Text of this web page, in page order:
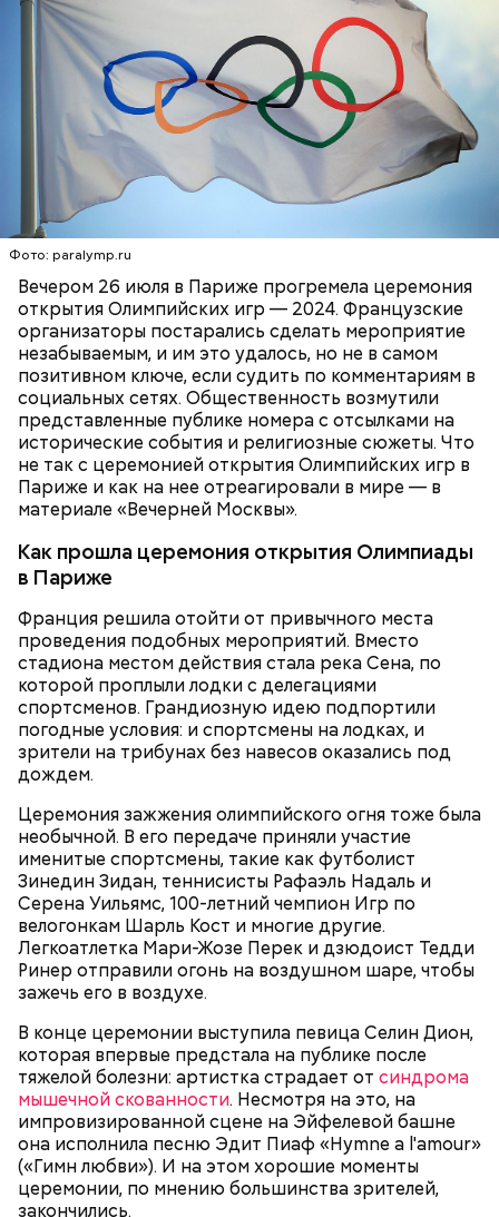
Фото: paralymp.ru
Вечером 26 июля в Париже прогремела церемония
открытия Олимпийских игр — 2024. Французские
организаторы постарались сделать мероприятие
незабываемым, и им это удалось, но не в самом
позитивном ключе, если судить по комментариям в
социальных сетях. Общественность возмутили
представленные публике номера с отсылками на
исторические события и религиозные сюжеты. Что
не так с церемонией открытия Олимпийских игр в
Париже и как на нее отреагировали в мире — в
материале «Вечерней Москвы».
Как прошла церемония открытия Олимпиады
в Париже
Франция решила отойти от привычного места
проведения подобных мероприятий. Вместо
стадиона местом действия стала река Сена, по
которой проплыли лодки с делегациями
спортсменов. Грандиозную идею подпортили
погодные условия: и спортсмены на лодках, и
зрители на трибунах без навесов оказались под
дождем.
Церемония зажжения олимпийского огня тоже была
необычной. В его передаче приняли участие
именитые спортсмены, такие как футболист
Зинедин Зидан, теннисисты Рафаэль Надаль и
Серена Уильямс, 100-летний чемпион Игр по
велогонкам Шарль Кост и многие другие.
Легкоатлетка Мари-Жозе Перек и дзюдоист Тедди
Ринер отправили огонь на воздушном шаре, чтобы
зажечь его в воздухе.
В конце церемонии выступила певица Селин Дион,
которая впервые предстала на публике после
тяжелой болезни: артистка страдает от синдрома
мышечной скованности. Несмотря на это, на
импровизированной сцене на Эйфелевой башне
она исполнила песню Эдит Пиаф «Hymne a l'amour»
(«Гимн любви»). И на этом хорошие моменты
церемонии, по мнению большинства зрителей,
закончились.
Эколог отметил, что жить в таких зонах без
особого вреда для здоровья можно будет только
спустя десятилетия:
— Вот посчитайте, полураспад радиоактивного
нуклида — цезия-137 происходит в течение 30 лет,
а для полного распада понадобится 300 лет. А
наряду с цезием еще и стронций-90 имеется,
который влияет на человеческий организм и
испускает бета-частицы. А ведь он может
накапливаться в костях и облучать костный мозг.
Однако, несмотря на угрозу, огромное количество
самоселов, вынужденно покинувших родные
места, незаконно вернулись обратно.
даже не покидал свое жилье в период самой
катастрофы. Таких немало и в Припяти, —
констатировал эксперт.